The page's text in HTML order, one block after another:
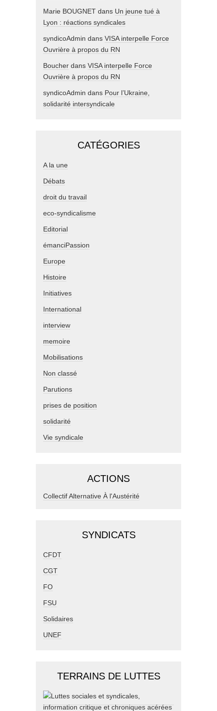
Marie BOUGNET dans Un jeune tué à
Lyon : réactions syndicales
syndicoAdmin dans VISA interpelle Force
Ouvrière à propos du RN
Boucher dans VISA interpelle Force
Ouvrière à propos du RN
syndicoAdmin dans Pour l’Ukraine,
solidarité intersyndicale
CATÉGORIES
A la une
Débats
droit du travail
eco-syndicalisme
Editorial
émanciPassion
Europe
Histoire
Initiatives
International
interview
memoire
Mobilisations
Non classé
Parutions
prises de position
solidarité
Vie syndicale
ACTIONS
Collectif Alternative À l'Austérité
SYNDICATS
CFDT
CGT
FO
FSU
Solidaires
UNEF
TERRAINS DE LUTTES